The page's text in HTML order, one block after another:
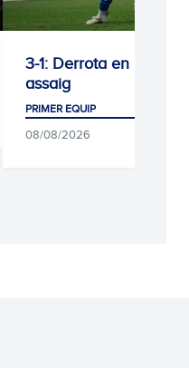
3-1: Derrota en l’últim
assaig
PRIMER EQUIP
08/08/2026